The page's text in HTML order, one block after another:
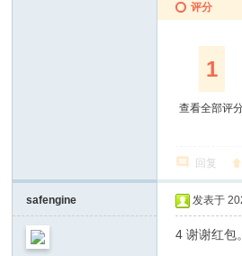
评分
1
查看全部评
回复
safengine 发表于
4 谢谢红包